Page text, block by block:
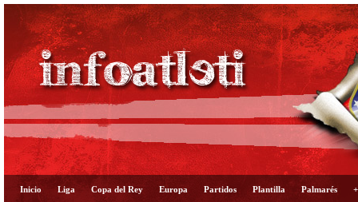
Inicio Liga Copa del Rey Europa Partidos Plantilla Palmarés